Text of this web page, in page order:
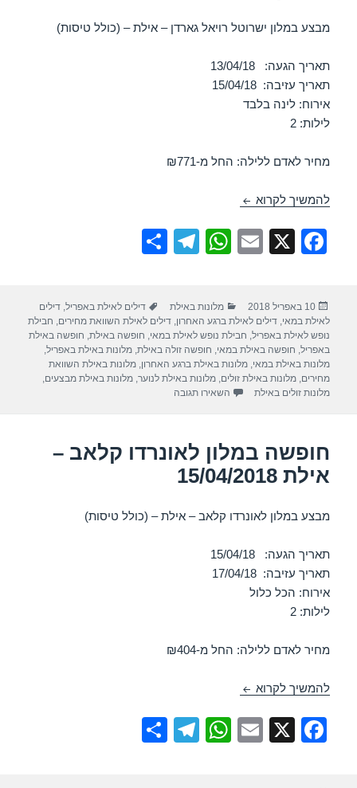
מבצע במלון ישרוטל רויאל גארדן – אילת – (כולל טיסות)
תאריך הגעה: 13/04/18
תאריך עזיבה: 15/04/18
אירוח: לינה בלבד
לילות: 2
מחיר לאדם ללילה: החל מ-₪771
להמשיך לקרוא חופשה במלון ישרוטל רויאל גארדן – אילת 13/04/2018
F
e
b
o
o
X
E
W
s
A
p
p
T
gr
a
m
e
פורסם
בתאריך
10 באפריל 2018 קטגוריות
מלונות באילת תגיות
דילים לאילת באפריל ,דילים
לאילת במאי ,דילים לאילת ברגע האחרון ,דילים לאילת השוואת מחירים חבילת
נופש לאילת באפריל חבילת נופש לאילת במאי חופשה באילת חופשה באילת
באפריל חופשה באילת במאי חופשה זולה באילת ,מלונות באילת באפריל
מלונות באילת במאי ,מלונות באילת ברגע האחרון ,מלונות באילת השוואת
מחירים ,מלונות באילת זולים ,מלונות באילת לנוער ,מלונות באילת מבצעים
מלונות זולים באילת
השאירו תגובה
חופשה במלון לאונרדו קלאב –
אילת 15/04/2018
מבצע במלון לאונרדו קלאב – אילת – (כולל טיסות)
תאריך הגעה: 15/04/18
תאריך עזיבה: 17/04/18
אירוח: הכל כלול
לילות: 2
מחיר לאדם ללילה: החל מ-₪404
להמשיך לקרוא חופשה במלון לאונרדו קלאב – אילת 15/04/2018
F
X
E
W
T